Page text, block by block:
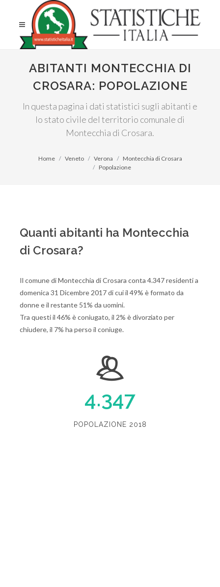
ABITANTI MONTECCHIA DI
CROSARA: POPOLAZIONE
In questa pagina i dati statistici sugli abitanti e
lo stato civile del territorio comunale di
Montecchia di Crosara.
Home Veneto Verona
Montecchia di Crosara
Popolazione
Quanti abitanti ha Montecchia
di Crosara?
Il comune di Montecchia di Crosara conta 4.347 residenti a
domenica 31 Dicembre 2017 di cui il 49% è formato da
donne e il restante 51% da uomini.
Tra questi il 46% è coniugato, il 2% è divorziato per
chiudere, il 7% ha perso il coniuge.
4.347
POPOLAZIONE 2018